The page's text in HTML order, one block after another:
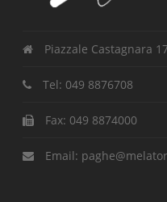
Piazzale Castagnara
Tel: 049 8876708
Fax: 049 8874000
Email: